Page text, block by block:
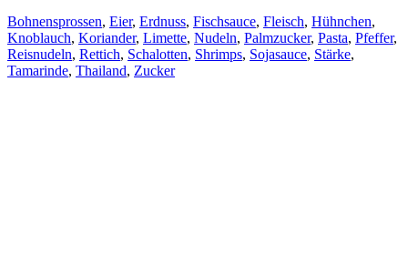
Bohnensprossen, Eier, Erdnuss, Fischsauce, Fleisch, Hühnchen,
Knoblauch, Koriander, Limette, Nudeln, Palmzucker, Pasta, Pfeffer,
Reisnudeln, Rettich, Schalotten, Shrimps, Sojasauce, Stärke,
Tamarinde, Thailand, Zucker